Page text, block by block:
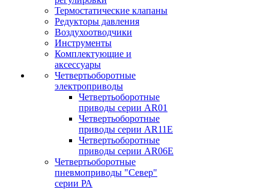
Термостатические клапаны
Редукторы давления
Воздухоотводчики
Инструменты
Комплектующие и
аксессуары
Четвертьоборотные
электроприводы
Четвертьоборотные
приводы серии AR01
Четвертьоборотные
приводы серии AR11E
Четвертьоборотные
приводы серии AR06E
Четвертьоборотные
пневмоприводы "Север"
серии РА